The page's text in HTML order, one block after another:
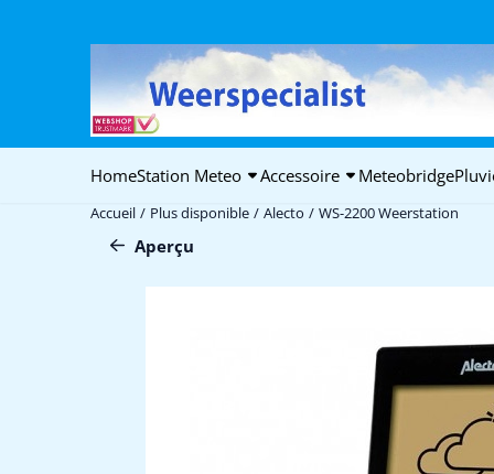
HomeStation Meteo Accessoire Meteobridge
Accueil / Plus disponible / Alecto / WS-2200 Weerstation
Aperçu